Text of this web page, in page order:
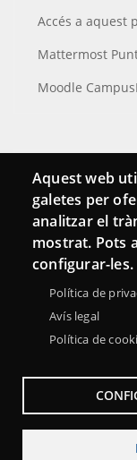
Accés a aquest
Mattermost
Moodle
Connecta
Bustia de
Butlletins
Aquest web
galetes per
analitzar el
mostrat. Pots
configurar-les.
Política de
Avís legal
Política de